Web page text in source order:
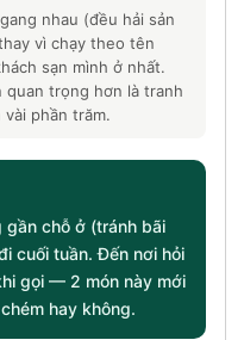
nhau (đều hải sản
vì chạy theo tên
sạn mình ở nhất.
quan trọng hơn là tranh
phần trăm.
gần chỗ ở (tránh bãi
cuối tuần. Đến nơi hỏi
gọi — 2 món này mới
hay không.